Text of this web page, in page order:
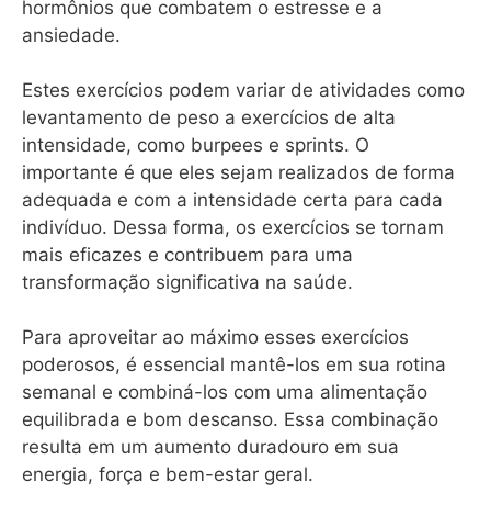
hormônios que combatem o estresse e a
ansiedade.
Estes exercícios podem variar de atividades como
levantamento de peso a exercícios de alta
intensidade, como burpees e sprints. O
importante é que eles sejam realizados de forma
adequada e com a intensidade certa para cada
indivíduo. Dessa forma, os exercícios se tornam
mais eficazes e contribuem para uma
transformação significativa na saúde.
Para aproveitar ao máximo esses exercícios
poderosos, é essencial mantê-los em sua rotina
semanal e combiná-los com uma alimentação
equilibrada e bom descanso. Essa combinação
resulta em um aumento duradouro em sua
energia, força e bem-estar geral.